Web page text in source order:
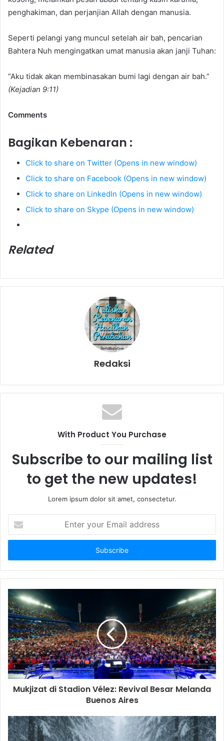
penghakiman, dan perjanjian Allah dengan manusia.
Seperti pelangi yang muncul setelah air bah, pencarian
Bahtera Nuh mengingatkan umat manusia akan janji Tuhan:
“Aku tidak akan membinasakan bumi lagi dengan air bah.”
(Kejadian 9:11)
Comments
Bagikan Kebenaran :
Click to share on Twitter (Opens in new window)
Click to share on Facebook (Opens in new window)
Click to share on LinkedIn (Opens in new window)
Click to share on Skype (Opens in new window)
Related
Redaksi
With Product You Purchase
Subscribe to our mailing list
to get the new updates!
Lorem ipsum dolor sit amet, consectetur.
t
r
y
u
r
E
m
a
i
l
a
d
s
s
Mukjizat di Stadion Vélez: Revival Besar Melanda
Buenos Aires